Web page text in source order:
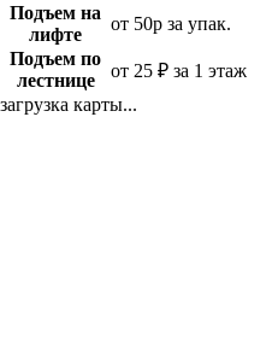
Подъем на
лифте
от 50р за упак.
Подъем по
лестнице
от 25 ₽ за 1 этаж
загрузка карты...